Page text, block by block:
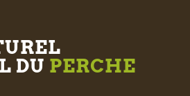
DU PERCHE